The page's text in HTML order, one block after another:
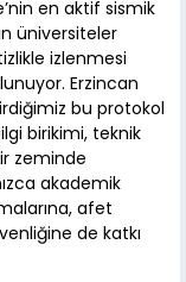
en aktif sismik
üniversiteler
izlenmesi
Erzincan
bu protokol
birikimi, teknik
zeminde
akademik
afet
de katkı